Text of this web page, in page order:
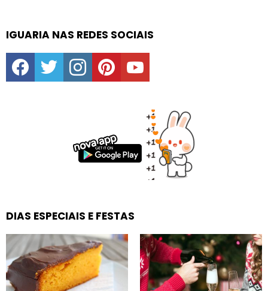
IGUARIA NAS REDES SOCIAIS
facebooktwitter instagrampinterestyoutube
DIAS ESPECIAIS E FESTAS